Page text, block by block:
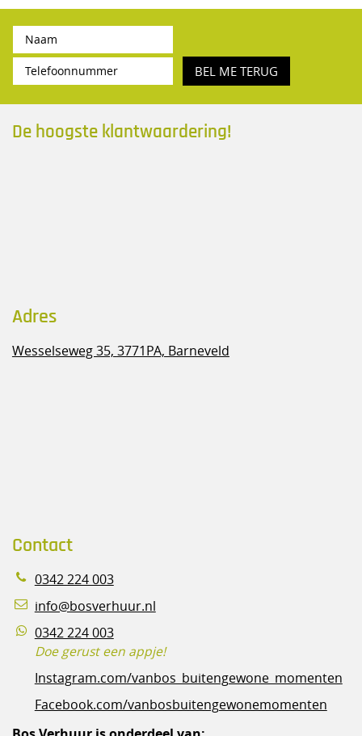
BEL ME TERUG
De hoogste klantwaardering!
Adres
Wesselseweg 35, 3771PA, Barneveld
Contact
0342 224 003
info@bosverhuur.nl
0342 224 003
Doe gerust een appje!
Instagram.com/vanbos_buitengewone_momenten
Facebook.com/vanbosbuitengewonemomenten